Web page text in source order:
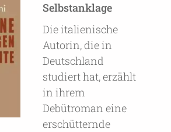
Selbstanklage
Die italienische
Autorin, die in
Deutschland
studiert hat, erzählt
in ihrem
Debütroman eine
erschütternde